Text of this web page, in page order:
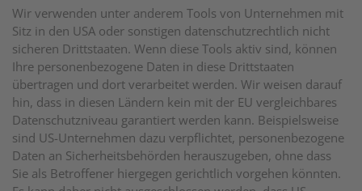
Wir verwenden unter anderem Tools von Unternehmen mit
Sitz in den USA oder sonstigen datenschutzrechtlich nicht
sicheren Drittstaaten. Wenn diese Tools aktiv sind, können
Ihre personenbezogene Daten in diese Drittstaaten
übertragen und dort verarbeitet werden. Wir weisen darauf
hin, dass in diesen Ländern kein mit der EU vergleichbares
Datenschutzniveau garantiert werden kann. Beispielsweise
sind US-Unternehmen dazu verpflichtet, personenbezogene
Daten an Sicherheitsbehörden herauszugeben, ohne dass
Sie als Betroffener hiergegen gerichtlich vorgehen könnten.